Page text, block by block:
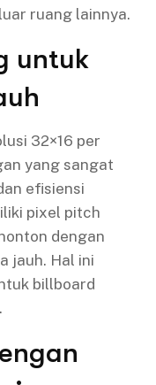
ruang lainnya.
untuk
32×16 per
yang sangat
efisiensi
pixel pitch
dengan
jauh. Hal ini
billboard